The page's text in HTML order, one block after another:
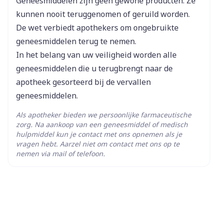
bepaalde vrouwelijke (gynaecologische)
aandoeningen en onvruchtbaarheid te
behandelen.
Verpakking
Actieve
Ingrediënten
anastrozol
Behoud
Kamertemperatuur (15°C -
25°C)
kunnen nooit teruggenomen of geruild worden.
De wet verbiedt apothekers om ongebruikte
geneesmiddelen terug te nemen.
In het belang van uw veiligheid worden alle
geneesmiddelen die u terugbrengt naar de
apotheek gesorteerd bij de vervallen
geneesmiddelen.
Als apotheker bieden we persoonlijke farmaceutische
zorg. Na aankoop van een geneesmiddel of medisch
hulpmiddel kun je contact met ons opnemen als je
vragen hebt. Aarzel niet om contact met ons op te
nemen via mail of telefoon.